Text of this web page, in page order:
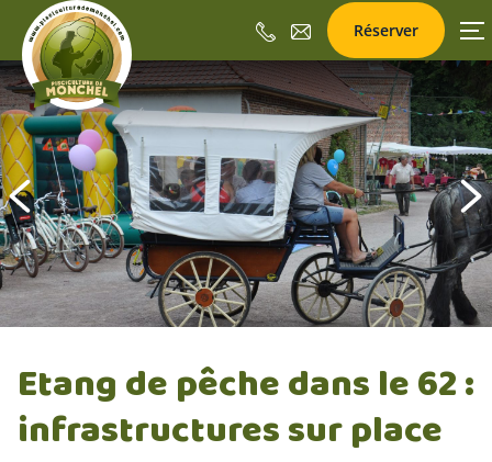
Réserver
Aller
au
contenu
précédent
Etang de pêche dans le 62 :
infrastructures sur place